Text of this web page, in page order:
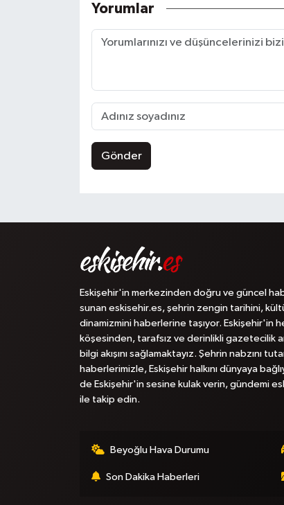
Yorumlar
Gönder
Eskişehir'in merkezinden doğru ve güncel
sunan eskisehir.es, şehrin zengin tarihini,
dinamizmini haberlerine taşıyor. Eskişehir'in
köşesinden, tarafsız ve derinlikli gazetecilik
bilgi akışını sağlamaktayız. Şehrin nabzını
haberlerimizle, Eskişehir halkını dünyaya
de Eskişehir'in sesine kulak verin, gündemi
ile takip edin.
Beyoğlu Hava Durumu
Son Dakika Haberleri